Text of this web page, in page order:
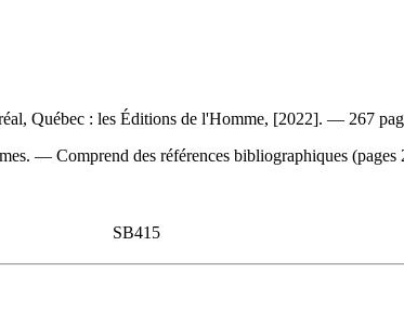
Québec : les Éditions de l'Homme, [2022]. — 267
— Comprend des références bibliographiques
SB415